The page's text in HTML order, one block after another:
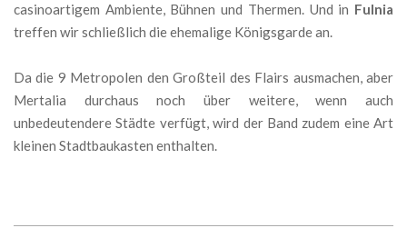
casinoartigem Ambiente, Bühnen und Thermen. Und in Fulnia
treffen wir schließlich die ehemalige Königsgarde an.
Da die 9 Metropolen den Großteil des Flairs ausmachen, aber
Mertalia durchaus noch über weitere, wenn auch
unbedeutendere Städte verfügt, wird der Band zudem eine Art
kleinen Stadtbaukasten enthalten.